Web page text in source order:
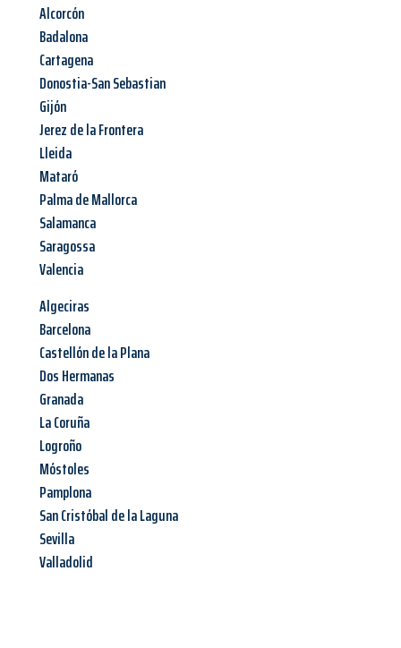
Alcorcón
Badalona
Cartagena
Donostia-San Sebastian
Gijón
Jerez de la Frontera
Lleida
Mataró
Palma de Mallorca
Salamanca
Saragossa
Valencia
Algeciras
Barcelona
Castellón de la Plana
Dos Hermanas
Granada
La Coruña
Logroño
Móstoles
Pamplona
San Cristóbal de la Laguna
Sevilla
Valladolid